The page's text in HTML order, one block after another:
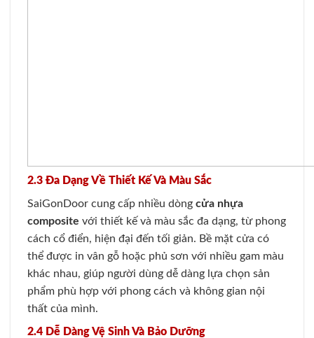
2.3 Đa Dạng Về Thiết Kế Và Màu Sắc
SaiGonDoor cung cấp nhiều dòng cửa nhựa
composite với thiết kế và màu sắc đa dạng, từ phong
cách cổ điển, hiện đại đến tối giản. Bề mặt cửa có
thể được in vân gỗ hoặc phủ sơn với nhiều gam màu
khác nhau, giúp người dùng dễ dàng lựa chọn sản
phẩm phù hợp với phong cách và không gian nội
thất của mình.
2.4 Dễ Dàng Vệ Sinh Và Bảo Dưỡng